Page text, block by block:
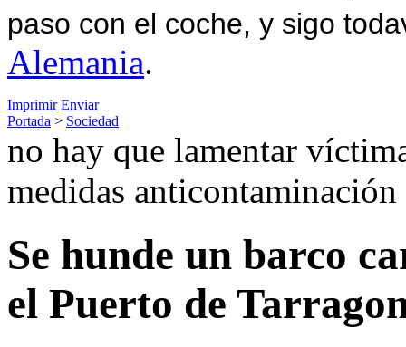
paso con el coche, y sigo
Alemania.
Imprimir Enviar
Portada > Sociedad
no hay que lamentar
medidas anticontaminación
Se hunde un barco
el Puerto de